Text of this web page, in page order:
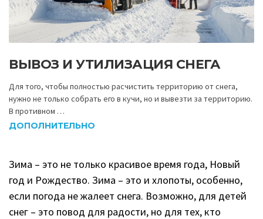
ВЫВОЗ И УТИЛИЗАЦИЯ СНЕГА
Для того, чтобы полностью расчистить территорию от снега,
нужно не только собрать его в кучи, но и вывезти за территорию.
В противном …
ДОПОЛНИТЕЛЬНО
Зима – это не только красивое время года, Новый
год и Рождество. Зима – это и хлопоты, особенно,
если погода не жалеет снега. Возможно, для детей
снег – это повод для радости, но для тех, кто